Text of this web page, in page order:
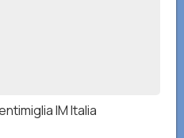
IM Italia